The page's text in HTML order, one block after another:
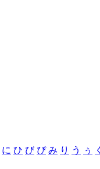
に ひ び ぴ み り う ぅ く